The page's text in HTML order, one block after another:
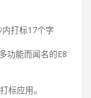
打标17个字
功能而闻名的E8
标应用。